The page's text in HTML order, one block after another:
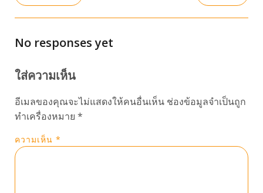
No responses yet
ใส่ความเห็น
อีเมลของคุณจะไม่แสดงให้คนอื่นเห็น ช่องข้อมูลจำเป็นถูก
ทำเครื่องหมาย *
ความเห็น *